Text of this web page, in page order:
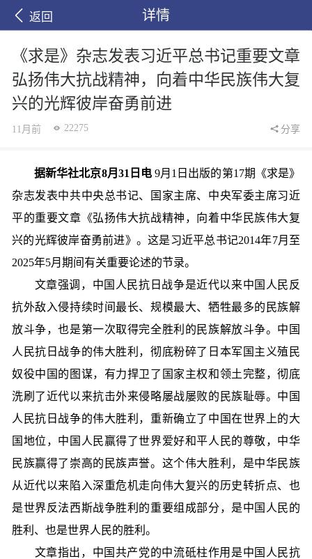
返回 详情
《求是》杂志发表习近平总书记重要文章
弘扬伟大抗战精神，向着中华民族伟大复
兴的光辉彼岸奋勇前进
11月前 22275 分享
据新华社北京8月31日电9月1日出版的第17期《求是》
杂志发表中共中央总书记、国家主席、中央军委主席习近
平的重要文章《弘扬伟大抗战精神，向着中华民族伟大复
兴的光辉彼岸奋勇前进》。这是习近平总书记2014年7月至
2025年5月期间有关重要论述的节录。
文章强调，中国人民抗日战争是近代以来中国人民反
抗外敌入侵持续时间最长、规模最大、牺牲最多的民族解
放斗争，也是第一次取得完全胜利的民族解放斗争。中国
人民抗日战争的伟大胜利，彻底粉碎了日本军国主义殖民
奴役中国的图谋，有力捍卫了国家主权和领土完整，彻底
洗刷了近代以来抗击外来侵略屡战屡败的民族耻辱。中国
人民抗日战争的伟大胜利，重新确立了中国在世界上的大
国地位，中国人民赢得了世界爱好和平人民的尊敬，中华
民族赢得了崇高的民族声誉。这个伟大胜利，是中华民族
从近代以来陷入深重危机走向伟大复兴的历史转折点、也
是世界反法西斯战争胜利的重要组成部分，是中国人民的
胜利、也是世界人民的胜利。
文章指出，中国共产党的中流砥柱作用是中国人民抗